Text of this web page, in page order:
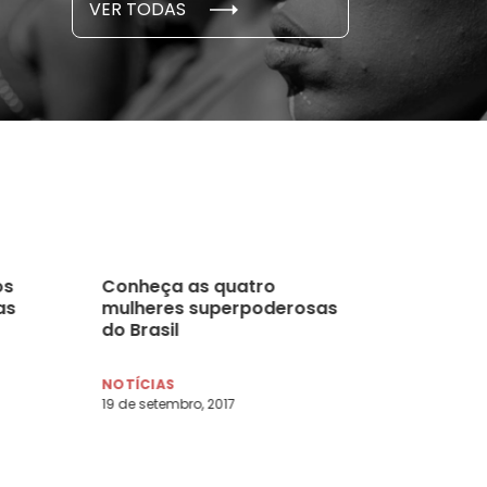
VER TODAS
novembro, 2021
Conheça as quatro
mulheres superpoderosas
do Brasil
NOTÍCIAS
19 de setembro, 2017